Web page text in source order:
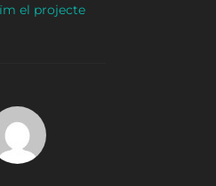
el projecte
AUTHOR